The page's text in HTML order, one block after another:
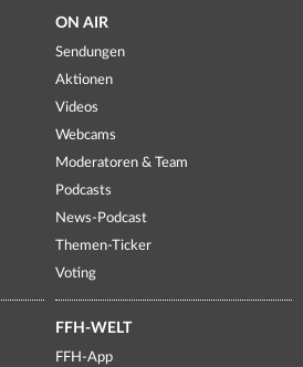
ON AIR
Sendungen
Aktionen
Videos
Webcams
Moderatoren & Team
Podcasts
News-Podcast
Themen-Ticker
Voting
FFH-WELT
FFH-App